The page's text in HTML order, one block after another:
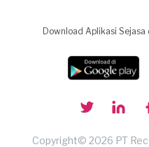
Download Aplikasi Sejasa
Copyright© 2026 PT